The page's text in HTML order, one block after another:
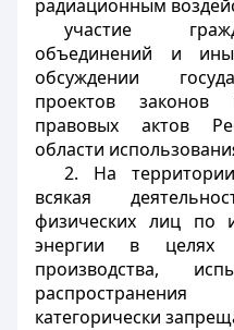
радиационным
участие
объединений и
обсуждении
проектов
правовых актов
области
2. На
всякая
физических лиц по
энергии в целях
производства,
категорически